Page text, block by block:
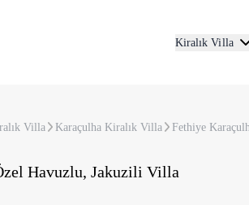
Kiralık Villa
Villa Karaçulha Kiralık Villa Fethiye
Havuzlu, Jakuzili Villa